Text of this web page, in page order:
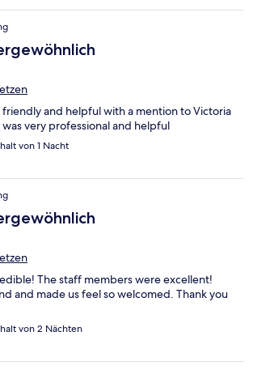
and helpful with a mention to Victoria
very professional and helpful
von 1 Nacht
The staff members were excellent!
and made us feel so welcomed. Thank you
von 2 Nächten